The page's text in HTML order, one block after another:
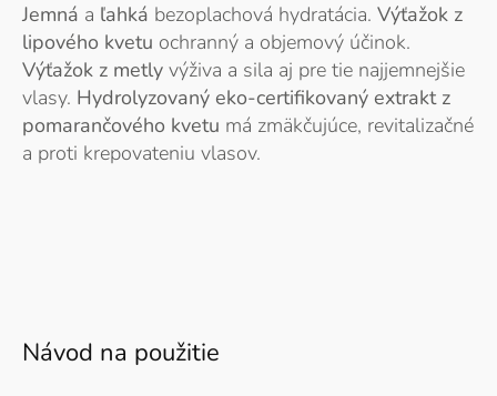
Jemná a ľahká bezoplachová hydratácia. Výťažok z
lipového kvetu ochranný a objemový účinok.
Výťažok z metly výživa a sila aj pre tie najjemnejšie
vlasy. Hydrolyzovaný eko-certifikovaný extrakt z
pomarančového kvetu má zmäkčujúce, revitalizačné
a proti krepovateniu vlasov.
Návod na použitie